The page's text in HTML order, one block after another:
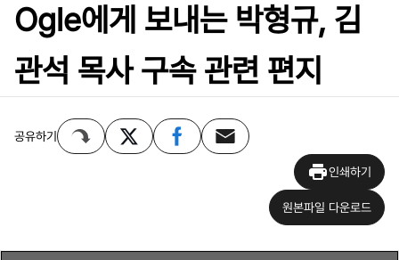
Ogle에게 보내는 박형규, 김
관석 목사 구속 관련 편지
공유하기
인쇄하기
원본파일 다운로드